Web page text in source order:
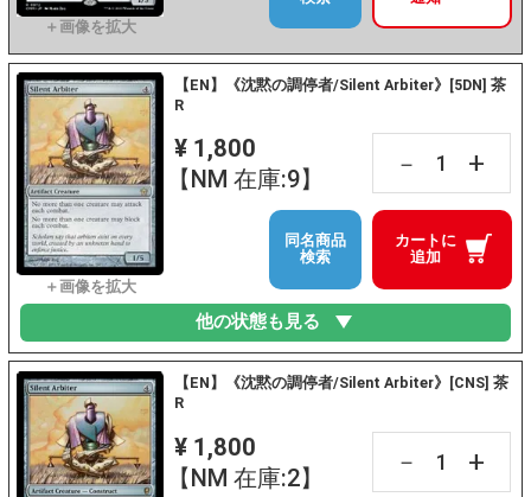
【EN】《沈黙の調停者/Silent Arbiter》[5DN] 茶
R
¥ 1,800
【NM 在庫:9】
－ +
カートに
追加
同名商品
検索
他の状態も見る
【EN】《沈黙の調停者/Silent Arbiter》[CNS] 茶
R
¥ 1,800
【NM 在庫:2】
－ +